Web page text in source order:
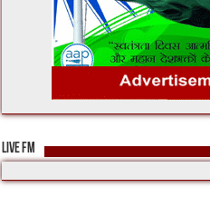
LIVE FM